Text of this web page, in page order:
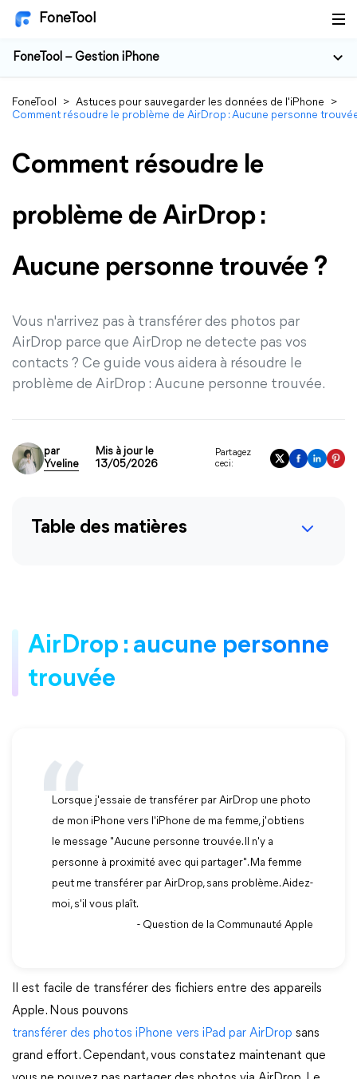
FoneTool
FoneTool – Gestion iPhone
FoneTool > Astuces pour sauvegarder les données de l'iPhone
>
Comment résoudre le problème de AirDrop : Aucune personne
Comment résoudre le
problème de AirDrop :
Aucune personne trouvée ?
Vous n'arrivez pas à transférer des photos par
AirDrop parce que AirDrop ne detecte pas vos
contacts ? Ce guide vous aidera à résoudre le
problème de AirDrop : Aucune personne trouvée.
par
Yveline
Mis à jour le
13/05/2026
Partagez
ceci:
Table des matières
AirDrop : aucune personne
trouvée
Lorsque j'essaie de transférer par AirDrop une photo
de mon iPhone vers l'iPhone de ma femme, j'obtiens
le message "Aucune personne trouvée. Il n'y a
personne à proximité avec qui partager". Ma femme
peut me transférer par AirDrop, sans problème. Aidez-
moi, s'il vous plaît.
- Question de la Communauté Apple
Il est facile de transférer des fichiers entre des appareils
Apple. Nous pouvons
transférer des photos iPhone vers iPad par AirDrop sans
grand effort. Cependant, vous constatez maintenant que